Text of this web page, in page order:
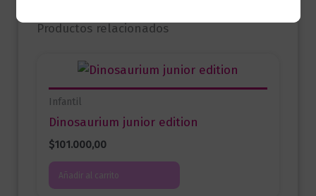
Productos relacionados
Infantil
Dinosaurium junior edition
$101.000,00
Añadir al carrito